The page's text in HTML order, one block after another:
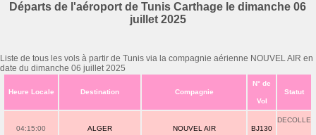
Départs de l'aéroport de Tunis Carthage le dimanche 06
juillet 2025
Liste de tous les vols à partir de Tunis via la compagnie aérienne NOUVEL AIR en
date du dimanche 06 juillet 2025
Heure Locale Destination Compagnie
N° de
Vol
Statut
04:15:00 ALGER NOUVEL AIR BJ130
DECOLLE